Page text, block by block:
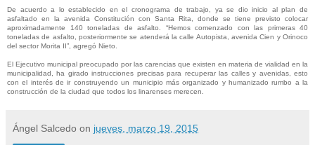
De acuerdo a lo establecido en el cronograma de trabajo, ya se dio inicio al plan de
asfaltado en la avenida Constitución con Santa Rita, donde se tiene previsto colocar
aproximadamente 140 toneladas de asfalto. “Hemos comenzado con las primeras 40
toneladas de asfalto, posteriormente se atenderá la calle Autopista, avenida Cien y Orinoco
del sector Morita II”, agregó Nieto.
El Ejecutivo municipal preocupado por las carencias que existen en materia de vialidad en la
municipalidad, ha girado instrucciones precisas para recuperar las calles y avenidas, esto
con el interés de ir construyendo un municipio más organizado y humanizado rumbo a la
construcción de la ciudad que todos los linarenses merecen.
Ángel Salcedo on jueves, marzo 19, 2015